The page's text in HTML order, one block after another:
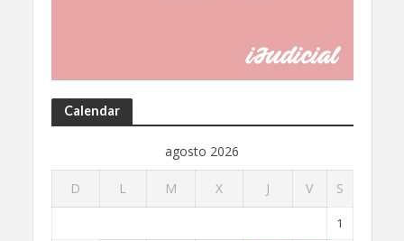
Calendar
agosto 2026
D L M X J V S
1